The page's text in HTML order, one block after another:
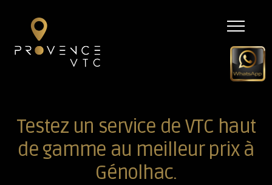
Testez un service de VTC haut
de gamme au meilleur prix à
Génolhac.